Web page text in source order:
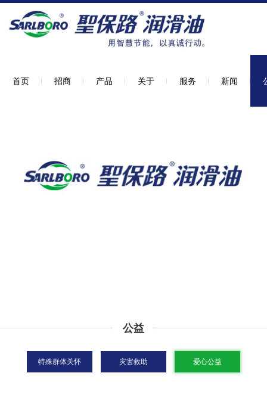
首页 招商 产品 关于 服务 新闻
公益
特殊群体关怀 灾害救助 爱心公益